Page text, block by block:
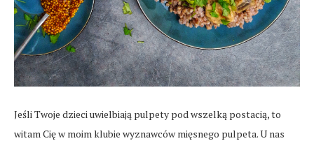
Jeśli Twoje dzieci uwielbiają pulpety pod wszelką postacią, to
witam Cię w moim klubie wyznawców mięsnego pulpeta. U nas